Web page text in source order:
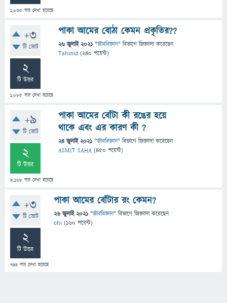
1,035 বার দেখা হয়েছে
+3
টি ভোট
2
টি উত্তর
1,085 বার দেখা হয়েছে
পাকা আমের বোঠা কেমন প্রকৃতির??
26 জুলাই 2021 "জীববিজ্ঞান" বিভাগে জিজ্ঞাসাকরেছেন
Tahmid (240 পয়েন্ট)
+9
টি ভোট
2
টি উত্তর
9,168 বার দেখা হয়েছে
পাকা আমের বোঁটা কী রঙের হয়ে
থাকে এবং এর কারণ কী ?
24 জুলাই 2021 "জীববিজ্ঞান" বিভাগে জিজ্ঞাসাকরেছেন
ASMIT SAHA (450 পয়েন্ট)
+3
টি ভোট
2
টি উত্তর
744 বার দেখা হয়েছে
পাকা আমের বোঁটার রং কেমন?
26 জুলাই 2021 "জীববিজ্ঞান" বিভাগে জিজ্ঞাসাকরেছেন
ohi (160 পয়েন্ট)